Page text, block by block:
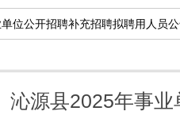
位公开招聘补充招聘拟聘用人员
沁源县2025年事